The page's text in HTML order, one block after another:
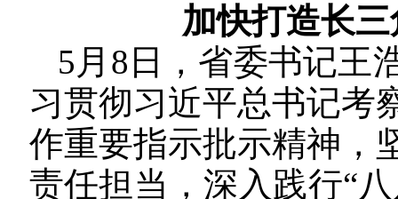
加快打造长
5月8日，省委书记王
习贯彻习近平总书记考
作重要指示批示精神，
责任担当，深入践行“